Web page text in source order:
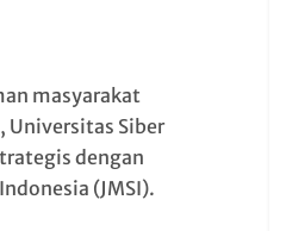
masyarakat
Siber
dengan
(JMSI).